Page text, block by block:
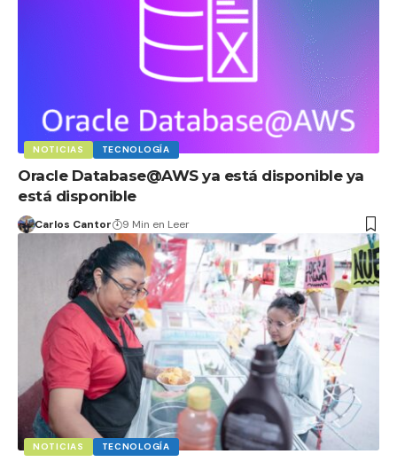
NOTICIAS TECNOLOGÍA
Oracle Database@AWS ya está disponible ya
está disponible
Carlos Cantor 9 Min en Leer
NOTICIAS TECNOLOGÍA